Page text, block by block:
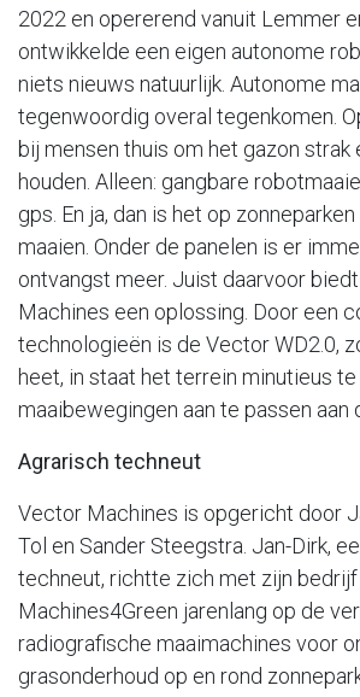
2022 en opererend vanuit Lemmer
ontwikkelde een eigen autonome
niets nieuws natuurlijk. Autonome
tegenwoordig overal tegenkomen.
bij mensen thuis om het gazon strak
houden. Alleen: gangbare
gps. En ja, dan is het op
maaien. Onder de panelen is er
ontvangst meer. Juist daarvoor
Machines een oplossing. Door een
technologieën is de Vector WD2.0,
heet, in staat het terrein minutieus
maaibewegingen aan te passen aan
Agrarisch techneut
Vector Machines is opgericht door
Tol en Sander Steegstra. Jan-Dirk,
techneut, richtte zich met zijn bedrijf
Machines4Green jarenlang op de
radiografische maaimachines voor
grasonderhoud op en rond